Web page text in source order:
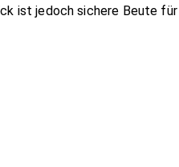
ist jedoch sichere Beute für